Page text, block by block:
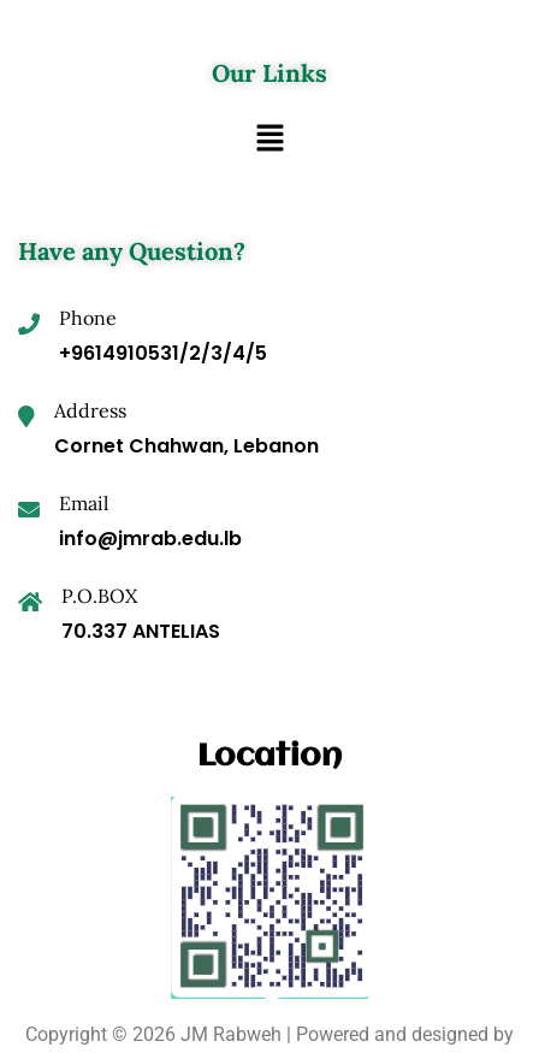
Our Links
Have any Question?
Phone
+9614910531/2/3/4/5
Address
Cornet Chahwan, Lebanon
Email
info@jmrab.edu.lb
P.O.BOX
70.337 ANTELIAS
Location
Copyright © 2026 JM Rabweh | Powered and designed by